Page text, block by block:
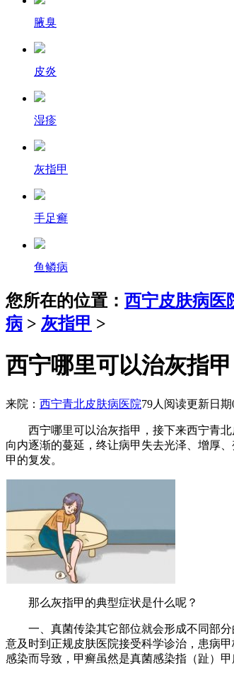
腋臭
皮炎
湿疹
灰指甲
手足癣
鱼鳞病
您所在的位置： 西宁皮肤病医
病 > 灰指甲 >
西宁哪里可以治灰指甲
来院： 西宁青北皮肤病医院79人阅读更新日期
西宁哪里可以治灰指甲，接下来西宁青北
向内逐渐的蔓延，终让病甲失去光泽、增厚
甲的复发。
那么灰指甲的典型症状是什么呢？
一、真菌传染其它部位就会形成不同部分
意及时到正规皮肤医院接受科学诊治，患病
感染而导致，甲癣虽然是真菌感染指（趾）